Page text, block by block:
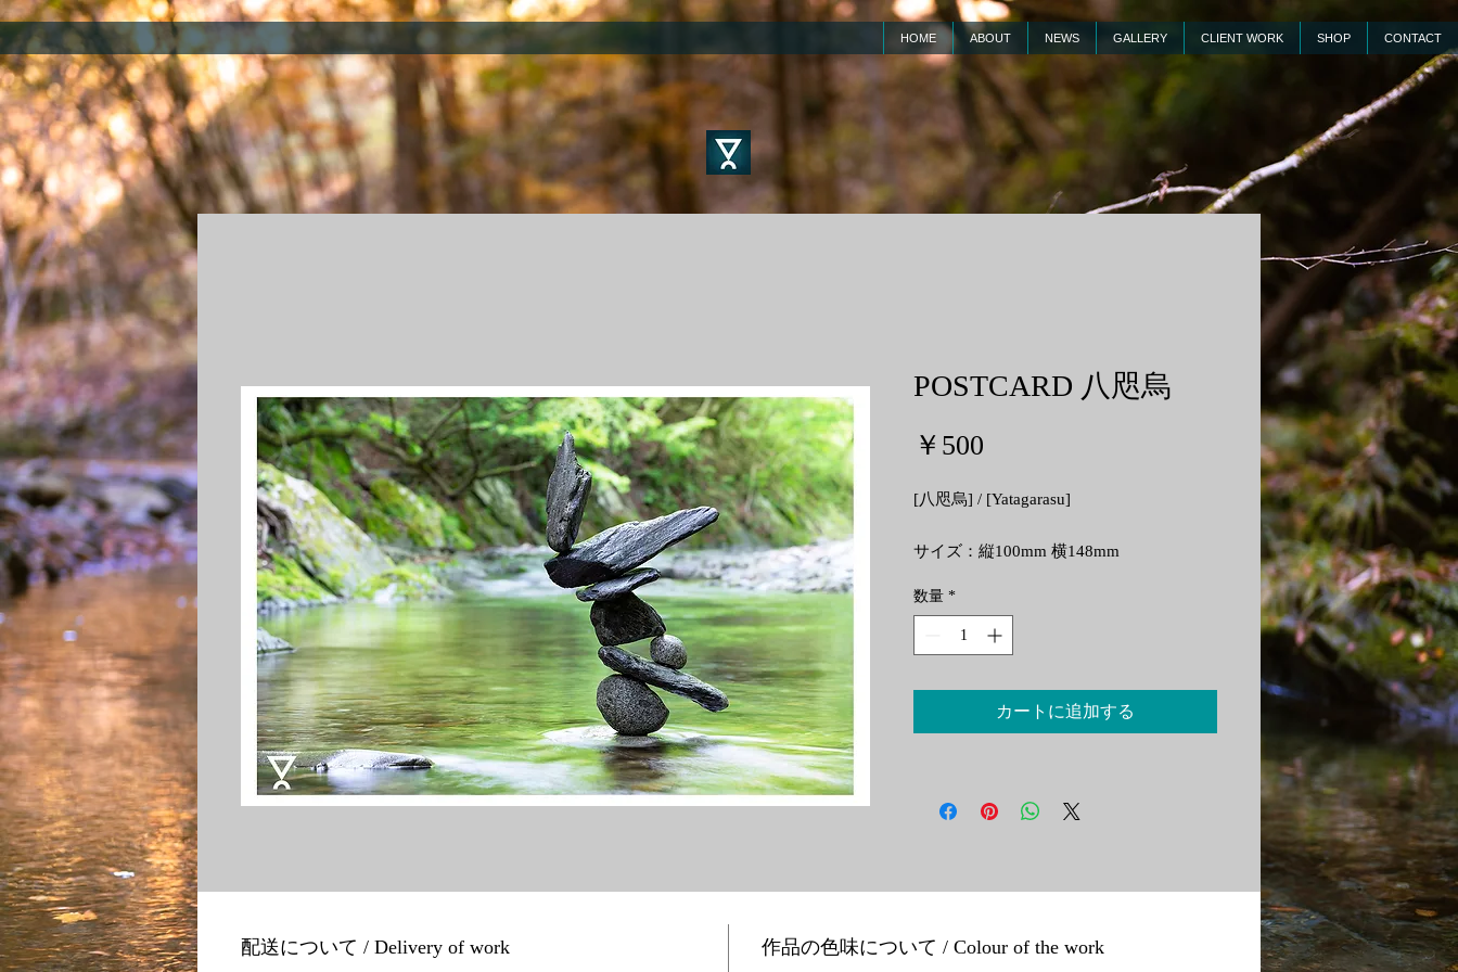
HOME ABOUT NEWS GALLERY CLIENT WORK SHOP CONTACT
POSTCARD 八咫烏
￥500
[八咫烏] / [Yatagarasu]
サイズ：縦100mm 横148mm
印刷には保存性が高く色褪せしにくい顔
料インクを使用し、Stones & Water Art /
Hiroshi Yoshida独自の高精細で発色の良い
保護の為にスリーブに入れた状態で発送
※画像左下のロゴマークは実物には印刷
Size: 100 mm ( height ) by 148 mm ( width )
Printed using pigmented inks with high
数量 *
カートに追加する
配送について / Delivery of work 作品の色味について / Colour of the work